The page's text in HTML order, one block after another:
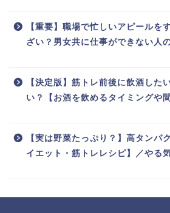
【重要】職場で忙しいアピールを
ざい？男女共に仕事ができない人
【決定版】筋トレ前後に飲酒した
い？【お酒を飲めるタイミングや
【実は野菜たっぷり？】高タンパ
イエット・筋トレレシピ】／や